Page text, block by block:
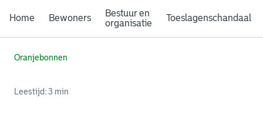
Home Bewoners
Bestuur en
organisatie
Toeslagenschandaal
Oranjebonnen
Leestijd: 3 min